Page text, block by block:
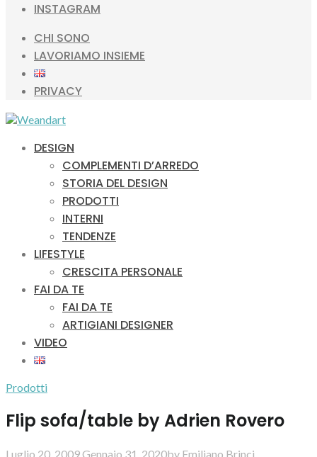
INSTAGRAM
CHI SONO
LAVORIAMO INSIEME
PRIVACY
DESIGN
COMPLEMENTI D’ARREDO
STORIA DEL DESIGN
PRODOTTI
INTERNI
TENDENZE
LIFESTYLE
CRESCITA PERSONALE
FAI DA TE
FAI DA TE
ARTIGIANI DESIGNER
VIDEO
Prodotti
Flip sofa/table by Adrien Rovero
Luglio 20, 2009Gennaio 31, 2020by Emiliano Brinci